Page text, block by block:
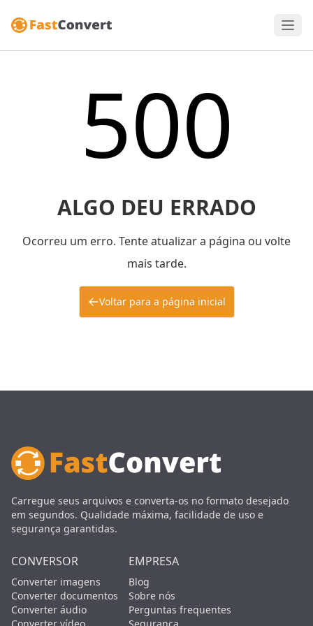
500
ALGO DEU ERRADO
Ocorreu um erro. Tente atualizar a página ou volte
mais tarde.
Voltar para a página inicial
Carregue seus arquivos e converta-os no formato desejado
em segundos. Qualidade máxima, facilidade de uso e
segurança garantidas.
CONVERSOR
Converter imagens
Converter documentos
Converter áudio
EMPRESA
Blog
Sobre nós
Perguntas frequentes